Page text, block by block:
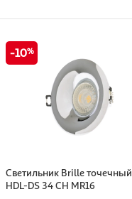
10
Cветильник Brille точечный
HDL-DS 34 CH MR16